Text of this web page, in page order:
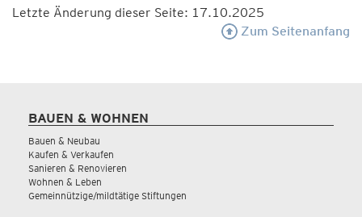
Letzte Änderung dieser Seite: 17.10.2025
Zum Seitenanfang
BAUEN & WOHNEN
Bauen & Neubau
Kaufen & Verkaufen
Sanieren & Renovieren
Wohnen & Leben
Gemeinnützige/mildtätige Stiftungen